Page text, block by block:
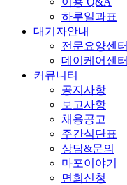
하루일과표
대기자안내
전문요양센터
데이케어센터
커뮤니티
공지사항
보고사항
채용공고
주간식단표
상담&문의
마포이야기
면회신청